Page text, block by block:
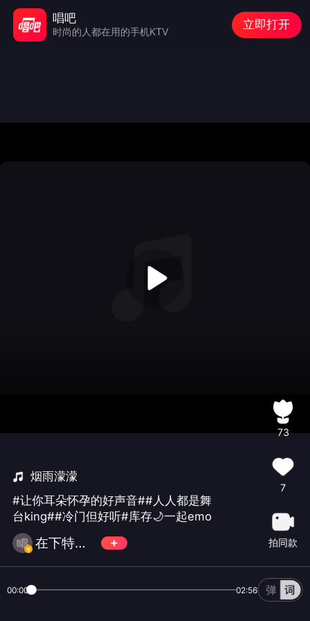
烟雨濛濛
#让你耳朵怀孕的好声音##人人都是舞
台king##冷门但好听#库存🌙一起emo
在下特特TE
73
7
拍同款
00:00 02:56
唱吧
时尚的人都在用的手机KTV
立即打开